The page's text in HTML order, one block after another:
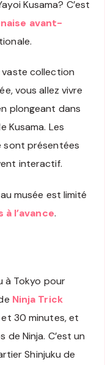
Kusama? C’est
avant-
vaste collection
vous allez vivre
plongeant dans
Kusama. Les
sont présentées
interactif.
musée est limité
à l’avance.
à Tokyo pour
Ninja Trick
30 minutes, et
Ninja. C’est un
Shinjuku de